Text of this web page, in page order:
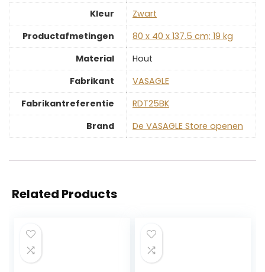
Kleur
‎Zwart
Productafmetingen
‎80 x 40 x 137.5 cm; 19 kg
Material
‎Hout
Fabrikant
‎VASAGLE
Fabrikantreferentie
‎RDT25BK
Brand
De VASAGLE Store openen
Related Products